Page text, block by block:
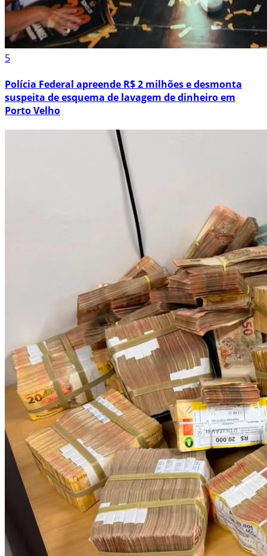
5
Polícia Federal apreende R$ 2 milhões e desmonta
suspeita de esquema de lavagem de dinheiro em
Porto Velho